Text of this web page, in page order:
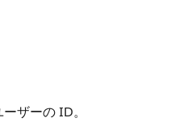
ザーの ID。